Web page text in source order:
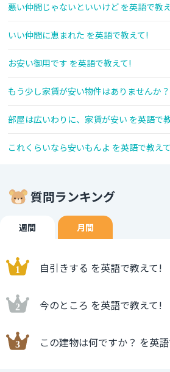
悪い仲間じゃないといいけど を英語で教
いい仲間に恵まれた を英語で教えて!
お安い御用です を英語で教えて!
もう少し家賃が安い物件はありませんか
部屋は広いわりに、家賃が安い を英語で
これくらいなら安いもんよ を英語で教え
質問ランキング
週間 月間
自引きする を英語で教えて!
今のところ を英語で教えて!
この建物は何ですか？ を英